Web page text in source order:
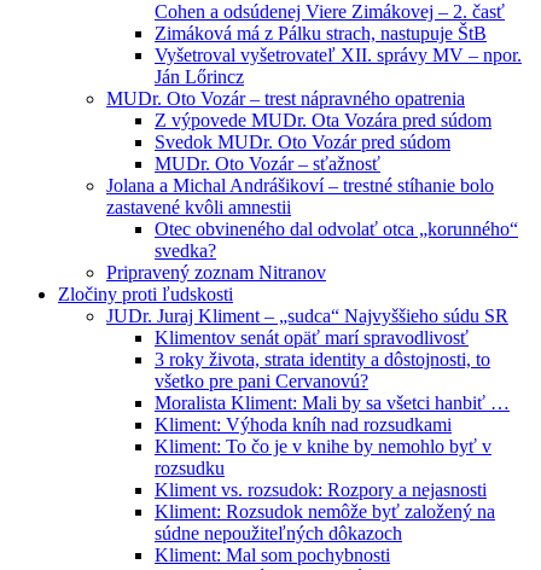
Cohen a odsúdenej Viere Zimákovej – 2. časť
Zimáková má z Pálku strach, nastupuje ŠtB
Vyšetroval vyšetrovateľ XII. správy MV – npor.
Ján Lőrincz
MUDr. Oto Vozár – trest nápravného opatrenia
Z výpovede MUDr. Ota Vozára pred súdom
Svedok MUDr. Oto Vozár pred súdom
MUDr. Oto Vozár – sťažnosť
Jolana a Michal Andrášikoví – trestné stíhanie bolo
zastavené kvôli amnestii
Otec obvineného dal odvolať otca „korunného“
svedka?
Pripravený zoznam Nitranov
Zločiny proti ľudskosti
JUDr. Juraj Kliment – „sudca“ Najvyššieho súdu SR
Klimentov senát opäť marí spravodlivosť
3 roky života, strata identity a dôstojnosti, to
všetko pre pani Cervanovú?
Moralista Kliment: Mali by sa všetci hanbiť …
Kliment: Výhoda kníh nad rozsudkami
Kliment: To čo je v knihe by nemohlo byť v
rozsudku
Kliment vs. rozsudok: Rozpory a nejasnosti
Kliment: Rozsudok nemôže byť založený na
súdne nepoužiteľných dôkazoch
Kliment: Mal som pochybnosti